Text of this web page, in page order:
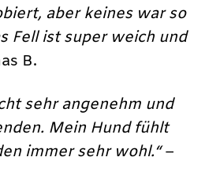
aber keines war so
Fell ist super weich und
B.
sehr angenehm und
Mein Hund fühlt
immer sehr wohl.“–